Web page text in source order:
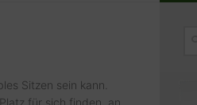
Sitzen sein kann.
für sich finden, an